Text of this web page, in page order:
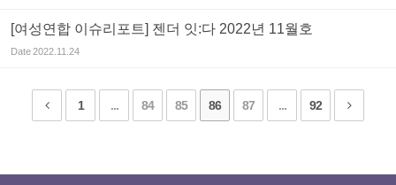
[여성연합 이슈리포트] 젠더 잇:다 2022년 11월호
Date2022.11.24
1 ... 84 85 86 87 ... 92